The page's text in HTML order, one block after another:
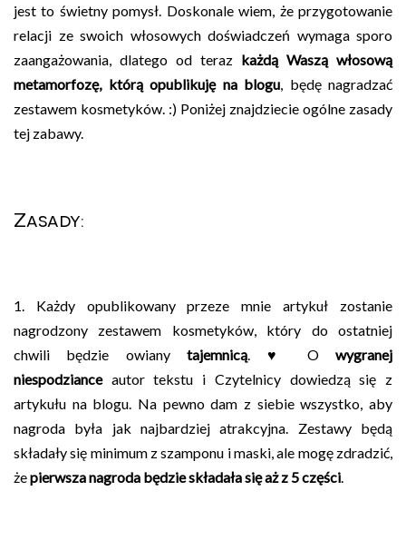
jest to świetny pomysł. Doskonale wiem, że przygotowanie
relacji ze swoich włosowych doświadczeń wymaga sporo
zaangażowania, dlatego od teraz każdą Waszą włosową
metamorfozę, którą opublikuję na blogu, będę nagradzać
zestawem kosmetyków. :) Poniżej znajdziecie ogólne zasady
tej zabawy.
Zasady:
1. Każdy opublikowany przeze mnie artykuł zostanie
nagrodzony zestawem kosmetyków, który do ostatniej
chwili będzie owianytajemnicą. ♥ Owygranej
niespodzianceautor tekstu i Czytelnicy dowiedzą się z
artykułu na blogu. Na pewno dam z siebie wszystko, aby
nagroda była jak najbardziej atrakcyjna. Zestawy będą
składały się minimum z szamponu i maski, ale mogę zdradzić,
żepierwsza nagroda będzie składała się aż z 5 części.